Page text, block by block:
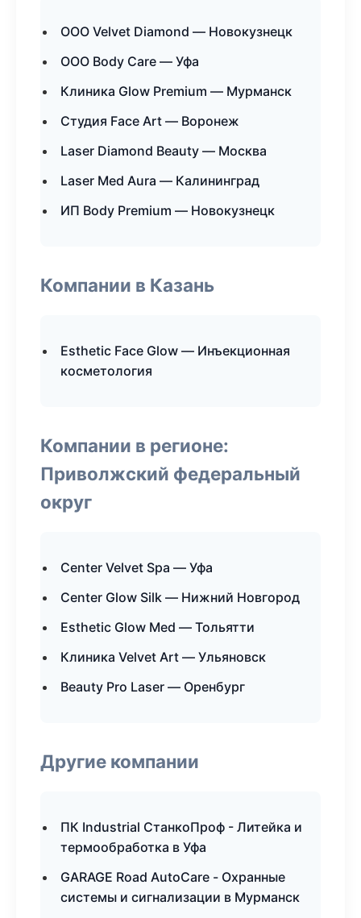
ООО Velvet Diamond — Новокузнецк
ООО Body Care — Уфа
Клиника Glow Premium — Мурманск
Студия Face Art — Воронеж
Laser Diamond Beauty — Москва
Laser Med Aura — Калининград
ИП Body Premium — Новокузнецк
Компании в Казань
Esthetic Face Glow — Инъекционная
косметология
Компании в регионе:
Приволжский федеральный
округ
Center Velvet Spa — Уфа
Center Glow Silk — Нижний Новгород
Esthetic Glow Med — Тольятти
Клиника Velvet Art — Ульяновск
Beauty Pro Laser — Оренбург
Другие компании
ПК Industrial СтанкоПроф - Литейка и
термообработка в Уфа
GARAGE Road AutoCare - Охранные
системы и сигнализации в Мурманск